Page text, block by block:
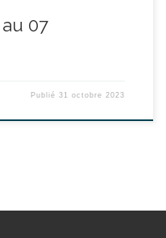
07
Publié31 octobre 2023